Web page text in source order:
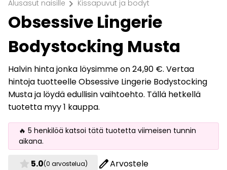
Alusasut naisille chevron_right Kissapuvut ja bodyt
Obsessive Lingerie
Bodystocking Musta
Halvin hinta jonka löysimme on 24,90 €. Vertaa
hintoja tuotteelle Obsessive Lingerie Bodystocking
Musta ja löydä edullisin vaihtoehto. Tällä hetkellä
tuotetta myy 1 kauppa.
🔥 5 henkilöä katsoi tätä tuotetta viimeisen tunnin
aikana.
star 5.0(0 arvostelua) editArvostele